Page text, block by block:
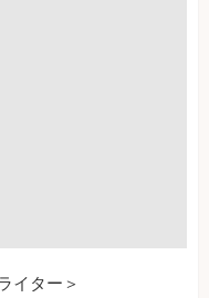
イター＞